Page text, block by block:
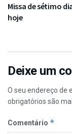
Missa de sétimo
hoje
Deixe um
O seu endereço de
obrigatórios são
Comentário *